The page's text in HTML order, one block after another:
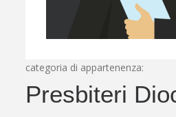
categoria di appartenenza:
Presbiteri